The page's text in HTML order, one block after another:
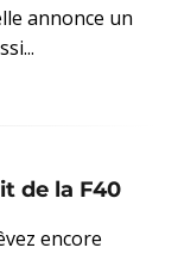
annonce un
de la F40
encore